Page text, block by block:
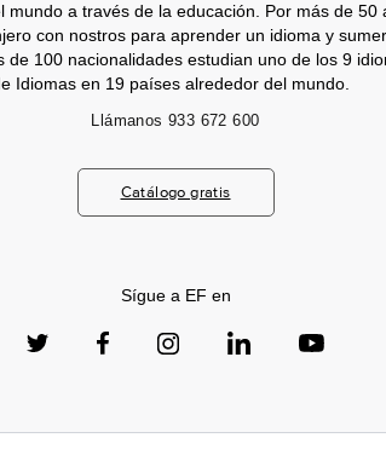
mundo a través de la educación. Por más de 50
con nostros para aprender un idioma y
de 100 nacionalidades estudian uno de los 9
Idiomas en 19 países alrededor del mundo.
Llámanos 933 672 600
Catálogo gratis
Sígue a EF en